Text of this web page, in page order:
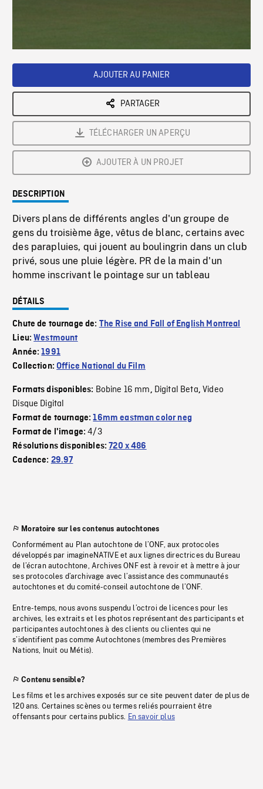
AJOUTER AU PANIER
PARTAGER
TÉLÉCHARGER UN APERÇU
AJOUTER À UN PROJET
DESCRIPTION
Divers plans de différents angles d'un groupe de
gens du troisième âge, vêtus de blanc, certains avec
des parapluies, qui jouent au boulingrin dans un club
privé, sous une pluie légère. PR de la main d'un
homme inscrivant le pointage sur un tableau
DÉTAILS
Chute de tournage de: The Rise and Fall of English Montreal
Lieu:Westmount
Année:1991
Collection:Office National du Film
Formats disponibles: Bobine 16 mm, Digital Beta,Video
Disque Digital
Format de tournage:16mm eastman color neg
Format de l'image:4/3
Résolutions disponibles:720 x 486
Cadence: 29.97
Moratoire sur les contenus autochtones
Conformément au Plan autochtone de l’ONF, aux protocoles
développés par imagineNATIVE et aux lignes directrices du Bureau
de l’écran autochtone, Archives ONF est à revoir et à mettre à jour
ses protocoles d’archivage avec l’assistance des communautés
autochtones et du comité-conseil autochtone de l’ONF.
Entre-temps, nous avons suspendu l’octroi de licences pour les
archives, les extraits et les photos représentant des participants et
participantes autochtones à des clients ou clientes qui ne
s’identifient pas comme Autochtones (membres des Premières
Nations, Inuit ou Métis).
Contenu sensible?
Les films et les archives exposés sur ce site peuvent dater de plus de
120 ans. Certaines scènes ou termes reliés pourraient être
offensants pour certains publics. En savoir plus